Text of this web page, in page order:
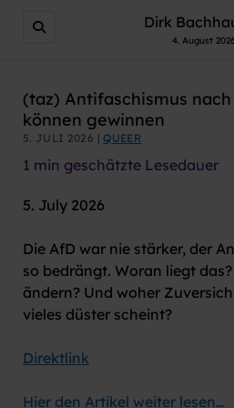
Dirk
4. August 2026
(taz) Antifaschismus
können gewinnen
5. JULI 2026 |QUEER
1 min geschätzte Lesedauer
5. July 2026
Die AfD war nie stärker, der
so bedrängt. Woran liegt
ändern? Und woher
vieles düster scheint?
Direktlink
Hier den Artikel weiter lesen…